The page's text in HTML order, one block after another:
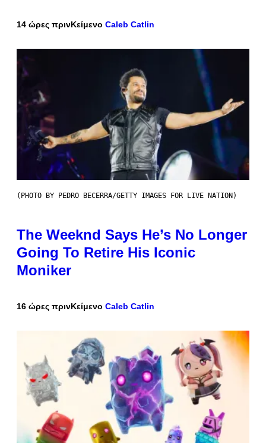
14 ώρες πρινΚείμενο Caleb Catlin
(PHOTO BY PEDRO BECERRA/GETTY IMAGES FOR LIVE NATION)
The Weeknd Says He’s No Longer
Going To Retire His Iconic
Moniker
16 ώρες πρινΚείμενο Caleb Catlin